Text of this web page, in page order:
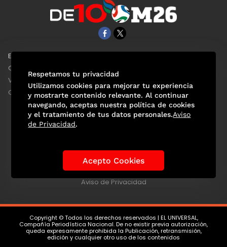
EL UNIVERSAL
Clase
ViveUSA
Confabulario
Historia de los Mundiales Lo viral Anécdotas Mundialistas
Las Figuras Tendencias Directorio
Aviso de Privacidad
Copyright © Todos los derechos reservados | EL UNIVERSAL,
Compañía Periodística Nacional. De no existir previa autorización,
queda expresamente prohibida la Publicación, retransmisión,
edición y cualquier otro uso de los contenidos
Respetamos tu privacidad
Utilizamos cookies para mejorar tu experiencia
y mostrarte contenido relevante. Al continuar
navegando, aceptas nuestra política de cookies
y el tratamiento de tus datos personales.Aviso
de Privacidad.
Acepto Cookies